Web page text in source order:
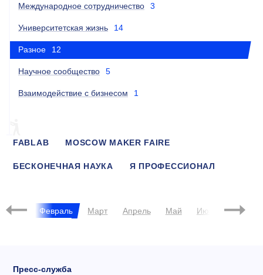
Международное сотрудничество 3
Университетская жизнь 14
Разное 12
Научное сообщество 5
Взаимодействие с бизнесом 1
FABLAB MOSCOW MAKER FAIRE
БЕСКОНЕЧНАЯ НАУКА Я ПРОФЕССИОНАЛ
Февраль Март Апрель Май Июнь Июль
Пресс-служба